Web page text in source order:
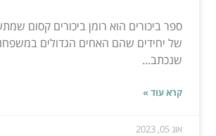
ספר ביכורים הוא רומן ביכורים קסום
של יחידים שהם האחים הגדולים
שנכתב...
קרא עוד »
אוג 05, 2023